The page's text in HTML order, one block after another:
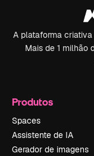
A plataforma
Mais de 1 milhão
Produtos
Spaces
Assistente de IA
Gerador de imagens